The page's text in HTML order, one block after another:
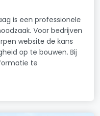
is een professionele
Voor bedrijven
website de kans
op te bouwen. Bij
te